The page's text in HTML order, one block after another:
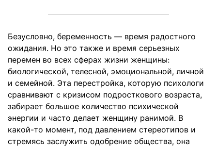
Безусловно, беременность — время радостного
ожидания. Но это также и время серьезных
перемен во всех сферах жизни женщины:
биологической, телесной, эмоциональной, личной
и семейной. Эта перестройка, которую психологи
сравнивают с кризисом подросткового возраста,
забирает большое количество психической
энергии и часто делает женщину ранимой. В
какой-то момент, под давлением стереотипов и
стремясь заслужить одобрение общества, она